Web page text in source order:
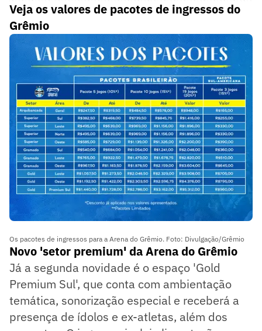
Veja os valores de pacotes de ingressos do
Grêmio
Os pacotes de ingressos para a Arena do Grêmio. Foto: Divulgação/Grêmio
Novo 'setor premium' da Arena do Grêmio
Já a segunda novidade é o espaço 'Gold
Premium Sul', que conta com ambientação
temática, sonorização especial e receberá a
presença de ídolos e ex-atletas, além dos